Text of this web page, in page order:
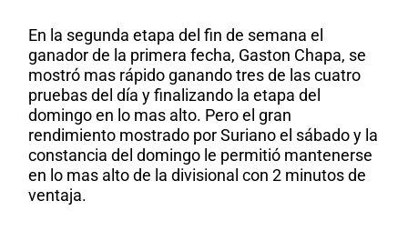
En la segunda etapa del fin de semana el
ganador de la primera fecha, Gaston Chapa, se
mostró mas rápido ganando tres de las cuatro
pruebas del día y finalizando la etapa del
domingo en lo mas alto. Pero el gran
rendimiento mostrado por Suriano el sábado y la
constancia del domingo le permitió mantenerse
en lo mas alto de la divisional con 2 minutos de
ventaja.